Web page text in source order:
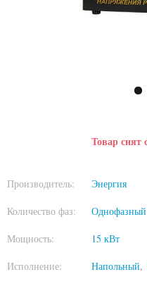
Товар снят
Производитель: Энергия
Количество фаз:
Мощность: 15 кВт
Исполнение: Напольный